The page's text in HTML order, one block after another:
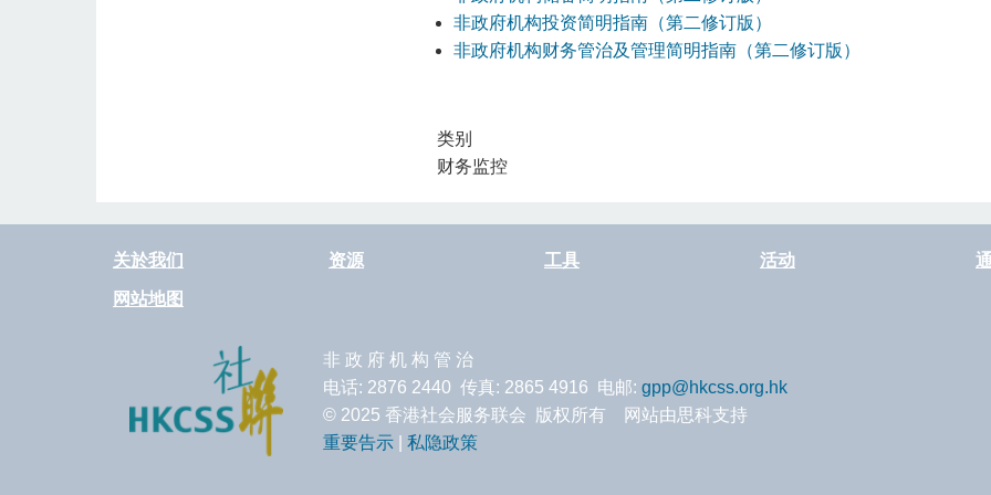
非政府机构投资简明指南（第二修订版）
非政府机构财务管治及管理简明指南（第二修订版）
类别
财务监控
关於我们 资源 工具 活动
网站地图
非 政 府 机 构 管 治
电话: 2876 2440 传真: 2865 4916 电邮: gpp@hkcss.org.hk
© 2025 香港社会服务联会 版权所有 网站由思科支持
重要告示
私隐政策